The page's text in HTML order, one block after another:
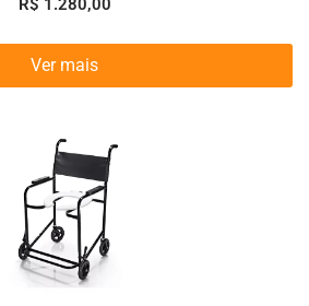
R$ 1.280,00
Ver mais